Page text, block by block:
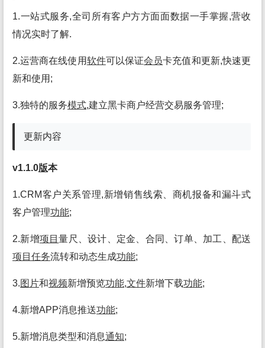
1.一站式服务,全司所有客户方方面面数据一手掌握,营收
情况实时了解.
2.运营商在线使用软件可以保证会员卡充值和更新,快速更
新和使用;
3.独特的服务模式,建立黑卡商户经营交易服务管理;
更新内容
v1.1.0版本
1.CRM客户关系管理,新增销售线索、商机报备和漏斗式
客户管理功能;
2.新增项目量尺、设计、定金、合同、订单、加工、配送
项目 任务流转和动态生成功能;
3.图片和视频新增预览功能,文件新增下载功能;
4.新增APP消息推送功能;
5.新增消息类型和消息通知;